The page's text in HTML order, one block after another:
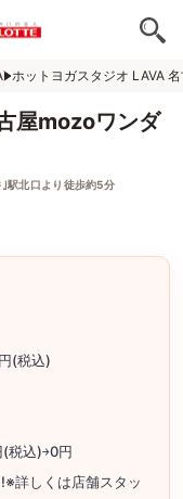
ホットヨガスタジオ LAVA
屋mozoワンダ
駅北口より徒歩約5分
(税込)
税込)￫0円
詳しくは店舗スタッ